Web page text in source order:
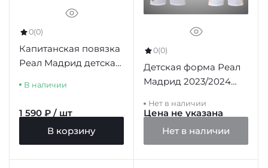
0(0)
Капитанская повязка
Реал Мадрид детская
JUNIOR
В наличии
1 590 ₽ / шт
В корзину
0(0)
Детская форма Реал
Мадрид 2023/2024
Нет в наличии
Цена не указана
Нет в наличии